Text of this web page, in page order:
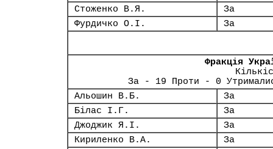
Стоженко В.Я.
За
Фурдичко О.І.
За
Фракція
За - 19 Проти - 0
Альошин В.Б.
За
Білас І.Г.
За
Джоджик Я.І.
За
Кириленко В.А.
За